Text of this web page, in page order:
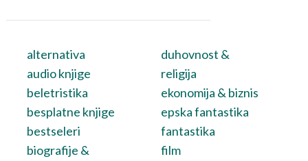
alternativa
audio knjige
beletristika
besplatne knjige
bestseleri
biografije &
duhovnost &
religija
ekonomija & biznis
epska fantastika
fantastika
film